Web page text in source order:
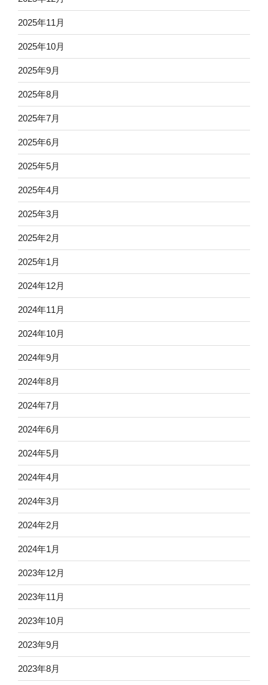
2025年11月
2025年10月
2025年9月
2025年8月
2025年7月
2025年6月
2025年5月
2025年4月
2025年3月
2025年2月
2025年1月
2024年12月
2024年11月
2024年10月
2024年9月
2024年8月
2024年7月
2024年6月
2024年5月
2024年4月
2024年3月
2024年2月
2024年1月
2023年12月
2023年11月
2023年10月
2023年9月
2023年8月